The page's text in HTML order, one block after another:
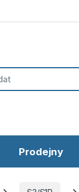
Prodejny